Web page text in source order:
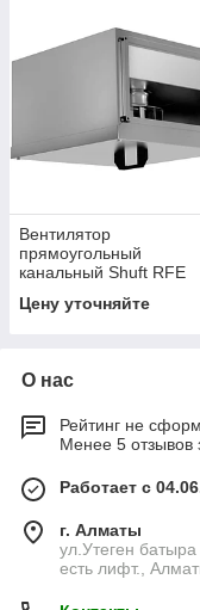
Вентилятор
прямоугольный
канальный Shuft RFE
Цену уточняйте
О нас
Рейтинг не
Менее 5 отзывов
Работает с
г. Алматы
ул.Утеген
есть лифт.,